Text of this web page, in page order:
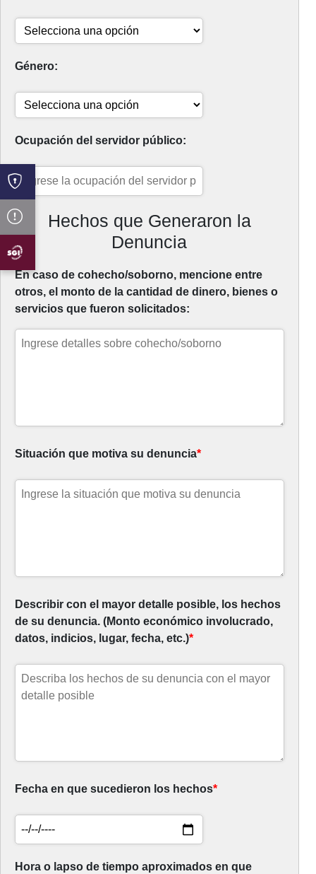
Género:
Ocupación del servidor público:
Hechos que Generaron la
Denuncia
En caso de cohecho/soborno, mencione entre
otros, el monto de la cantidad de dinero, bienes o
servicios que fueron solicitados:
Situación que motiva su denuncia*
Describir con el mayor detalle posible, los hechos
de su denuncia. (Monto económico involucrado,
datos, indicios, lugar, fecha, etc.)*
Fecha en que sucedieron los hechos*
Hora o lapso de tiempo aproximados en que